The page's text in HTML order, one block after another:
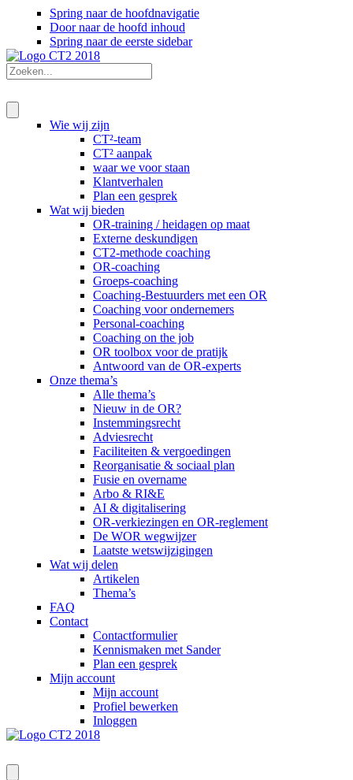
Spring naar de hoofdnavigatie
Door naar de hoofd inhoud
Spring naar de eerste sidebar
Wie wij zijn
CT²-team
CT² aanpak
waar we voor staan
Klantverhalen
Plan een gesprek
Wat wij bieden
OR-training / heidagen op maat
Externe deskundigen
CT2-methode coaching
OR-coaching
Groeps-coaching
Coaching-Bestuurders met een OR
Coaching voor ondernemers
Personal-coaching
Coaching on the job
OR toolbox voor de pratijk
Antwoord van de OR-experts
Onze thema’s
Alle thema’s
Nieuw in de OR?
Instemmingsrecht
Adviesrecht
Faciliteiten & vergoedingen
Reorganisatie & sociaal plan
Fusie en overname
Arbo & RI&E
AI & digitalisering
OR-verkiezingen en OR-reglement
De WOR wegwijzer
Laatste wetswijzigingen
Wat wij delen
Artikelen
Thema’s
FAQ
Contact
Contactformulier
Kennismaken met Sander
Plan een gesprek
Mijn account
Mijn account
Profiel bewerken
Inloggen